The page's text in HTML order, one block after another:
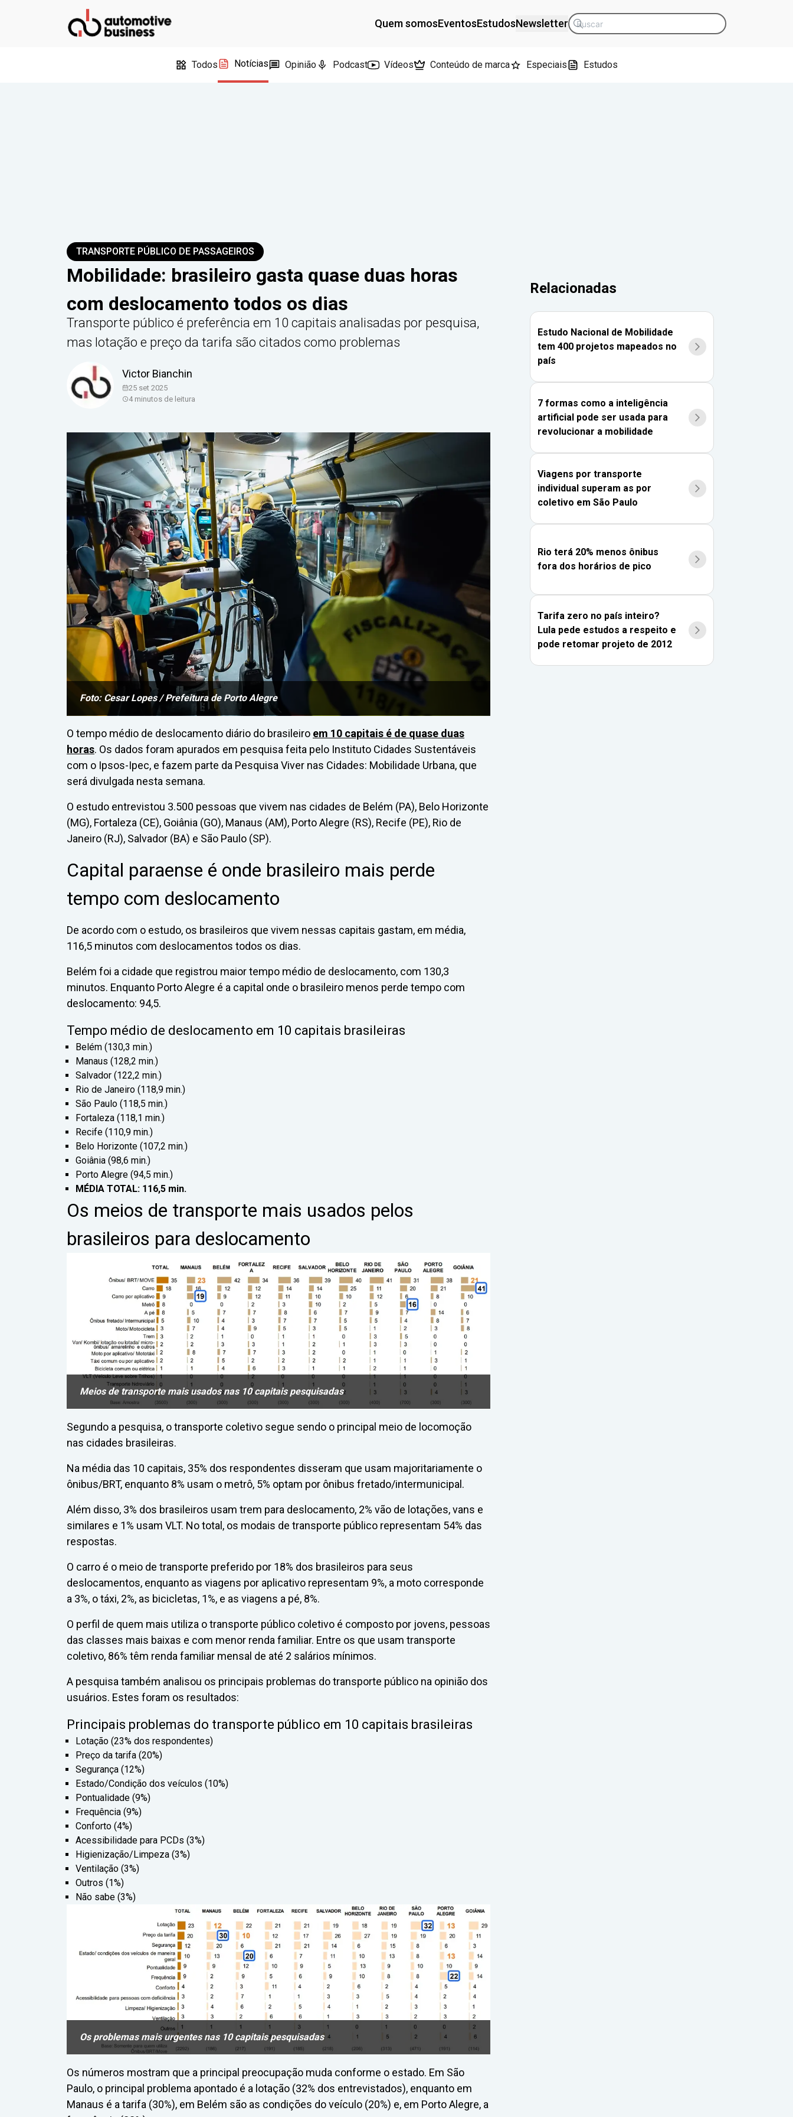
Quem somosEventosEstudosNewsletter
Todos Notícias Opinião Podcast Vídeos Conteúdo de marca Especiais Estudos
TRANSPORTE PÚBLICO DE PASSAGEIROS
Mobilidade: brasileiro gasta quase duas horas
com deslocamento todos os dias
Transporte público é preferência em 10 capitais analisadas por pesquisa,
mas lotação e preço da tarifa são citados como problemas
Victor Bianchin
25 set 2025
4minutos de leitura
Foto: Cesar Lopes / Prefeitura de Porto Alegre
O tempo médio de deslocamento diário do brasileiro em 10 capitais é de quase duas
horas. Os dados foram apurados em pesquisa feita pelo Instituto Cidades Sustentáveis
com o Ipsos-Ipec, e fazem parte da Pesquisa Viver nas Cidades: Mobilidade Urbana, que
será divulgada nesta semana.
O estudo entrevistou 3.500 pessoas que vivem nas cidades de Belém (PA), Belo Horizonte
(MG), Fortaleza (CE), Goiânia (GO), Manaus (AM), Porto Alegre (RS), Recife (PE), Rio de
Janeiro (RJ), Salvador (BA) e São Paulo (SP).
Capital paraense é onde brasileiro mais perde
tempo com deslocamento
De acordo com o estudo, os brasileiros que vivem nessas capitais gastam, em média,
116,5 minutos com deslocamentos todos os dias.
Belém foi a cidade que registrou maior tempo médio de deslocamento, com 130,3
minutos. Enquanto Porto Alegre é a capital onde o brasileiro menos perde tempo com
deslocamento: 94,5.
Tempo médio de deslocamento em 10 capitais brasileiras
Belém (130,3 min.)
Manaus (128,2 min.)
Salvador (122,2 min.)
Rio de Janeiro (118,9 min.)
São Paulo (118,5 min.)
Fortaleza (118,1 min.)
Recife (110,9 min.)
Belo Horizonte (107,2 min.)
Goiânia (98,6 min.)
Porto Alegre (94,5 min.)
MÉDIA TOTAL: 116,5 min.
Os meios de transporte mais usados pelos
brasileiros para deslocamento
Meios de transporte mais usados nas 10 capitais pesquisadas
Segundo a pesquisa, o transporte coletivo segue sendo o principal meio de locomoção
nas cidades brasileiras.
Na média das 10 capitais, 35% dos respondentes disseram que usam majoritariamente o
ônibus/BRT, enquanto 8% usam o metrô, 5% optam por ônibus fretado/intermunicipal.
Além disso, 3% dos brasileiros usam trem para deslocamento, 2% vão de lotações, vans e
similares e 1% usam VLT. No total, os modais de transporte público representam 54% das
respostas.
O carro é o meio de transporte preferido por 18% dos brasileiros para seus
deslocamentos, enquanto as viagens por aplicativo representam 9%, a moto corresponde
a 3%, o táxi, 2%, as bicicletas, 1%, e as viagens a pé, 8%.
O perfil de quem mais utiliza o transporte público coletivo é composto por jovens, pessoas
das classes mais baixas e com menor renda familiar. Entre os que usam transporte
coletivo, 86% têm renda familiar mensal de até 2 salários mínimos.
A pesquisa também analisou os principais problemas do transporte público na opinião dos
usuários. Estes foram os resultados:
Principais problemas do transporte público em 10 capitais brasileiras
Lotação (23% dos respondentes)
Preço da tarifa (20%)
Segurança (12%)
Estado/Condição dos veículos (10%)
Pontualidade (9%)
Frequência (9%)
Conforto (4%)
Acessibilidade para PCDs (3%)
Higienização/Limpeza (3%)
Ventilação (3%)
Outros (1%)
Não sabe (3%)
Os problemas mais urgentes nas 10 capitais pesquisadas
Os números mostram que a principal preocupação muda conforme o estado. Em São
Paulo, o principal problema apontado é a lotação (32% dos entrevistados), enquanto em
Manaus é a tarifa (30%), em Belém são as condições do veículo (20%) e, em Porto Alegre, a
Relacionadas
Estudo Nacional de Mobilidade
tem 400 projetos mapeados no
país
7 formas como a inteligência
artificial pode ser usada para
revolucionar a mobilidade
Viagens por transporte
individual superam as por
coletivo em São Paulo
Rio terá 20% menos ônibus
fora dos horários de pico
Tarifa zero no país inteiro?
Lula pede estudos a respeito e
pode retomar projeto de 2012